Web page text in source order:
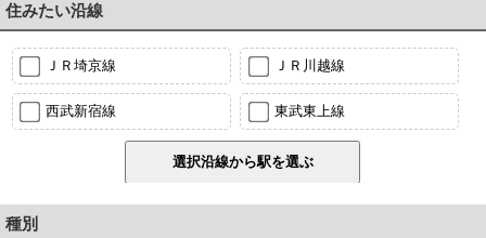
住みたい沿線
ＪＲ埼京線 ＪＲ川越線
西武新宿線 東武東上線
種別